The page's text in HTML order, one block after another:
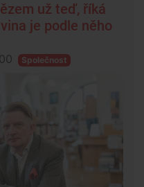
už teď, říká
je podle něho
Společnost